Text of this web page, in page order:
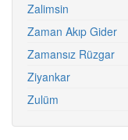
Zalimsin
Zaman Akıp Gider
Zamansız Rüzgar
Ziyankar
Zulüm